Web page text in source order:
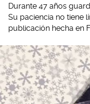
Durante 47 años
Su paciencia no tiene
publicación hecha en